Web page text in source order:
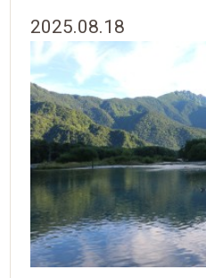
2025.08.18